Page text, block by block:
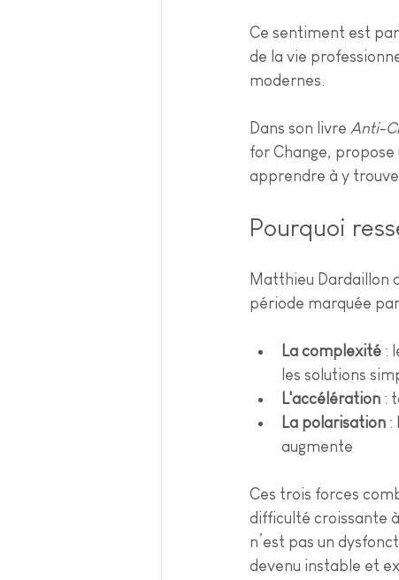
Ce sentiment est
de la vie
modernes.
Dans son livre Anti-
for Change,
apprendre à y
Pourquoi
Matthieu Dardaillon
période marquée
La complexité :
les solutions
L'accélération :
La polarisation :
augmente
Ces trois forces
difficulté croissante
n’est pas un
devenu instable et